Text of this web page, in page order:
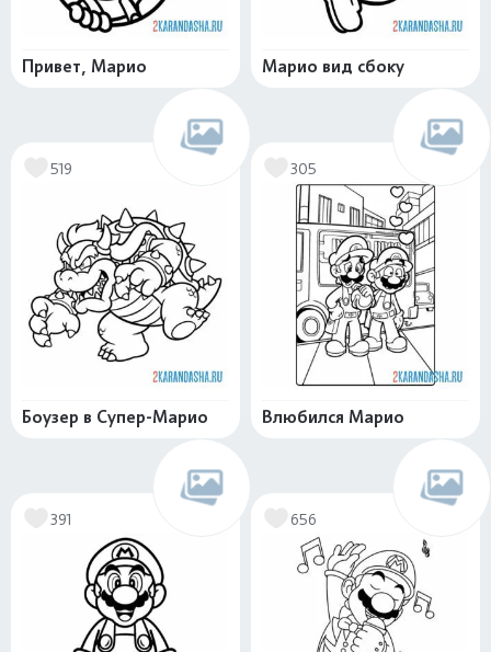
Привет, Марио Марио вид сбоку
519
Боузер в Супер-Марио
305
Влюбился Марио
391 656